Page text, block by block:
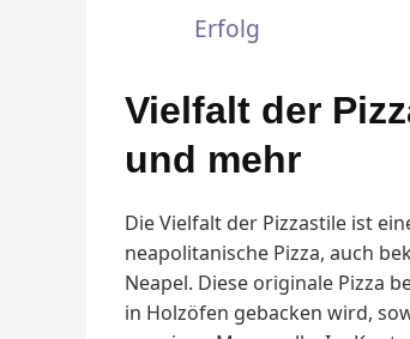
Erfolg
Vielfalt der
und mehr
Die Vielfalt der Pizzastile ist
neapolitanische Pizza, auch
Neapel. Diese originale Pizza
in Holzöfen gebacken wird,